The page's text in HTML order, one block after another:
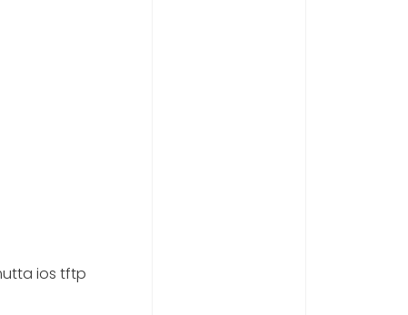
ios tftp